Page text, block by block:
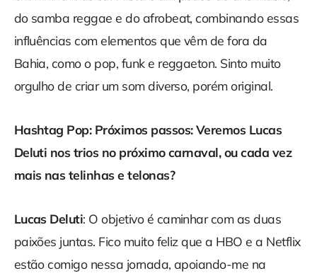
do samba reggae e do afrobeat, combinando essas
influências com elementos que vêm de fora da
Bahia, como o pop, funk e reggaeton. Sinto muito
orgulho de criar um som diverso, porém original.
Hashtag Pop: Próximos passos: Veremos Lucas
Deluti nos trios no próximo carnaval, ou cada vez
mais nas telinhas e telonas?
Lucas Deluti: O objetivo é caminhar com as duas
paixões juntas. Fico muito feliz que a HBO e a Netflix
estão comigo nessa jornada, apoiando-me na